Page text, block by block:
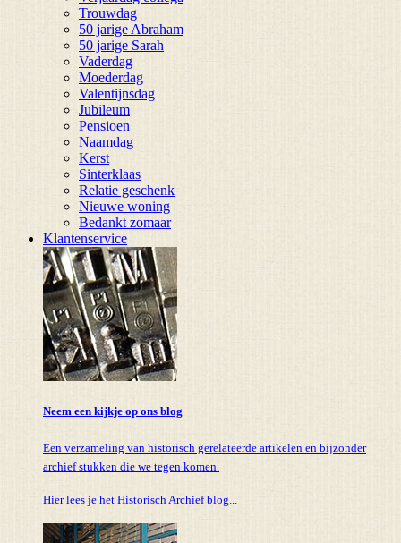
Trouwdag
50 jarige Abraham
50 jarige Sarah
Vaderdag
Moederdag
Valentijnsdag
Jubileum
Pensioen
Naamdag
Kerst
Sinterklaas
Relatie geschenk
Nieuwe woning
Bedankt zomaar
Klantenservice
Neem een kijkje op ons blog
Een verzameling van historisch gerelateerde artikelen en bijzonder
archief stukken die we tegen komen.
Hier lees je het Historisch Archief blog...